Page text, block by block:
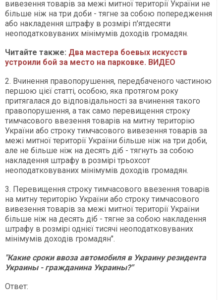
вивезення товарів за межі митної території України не
більше ніж на три доби - тягне за собою попередження
або накладення штрафу в розмірі п'ятдесяти
неоподатковуваних мінімумів доходів громадян.
Читайте также: Два мастера боевых искусств
устроили бой за место на парковке. ВИДЕО
2. Вчинення правопорушення, передбаченого частиною
першою цієї статті, особою, яка протягом року
притягалася до відповідальності за вчинення такого
правопорушення, а так само перевищення строку
тимчасового ввезення товарів на митну територію
України або строку тимчасового вивезення товарів за
межі митної території України більше ніж на три доби,
але не більше ніж на десять діб - тягнуть за собою
накладення штрафу в розмірі трьохсот
неоподатковуваних мінімумів доходів громадян.
3. Перевищення строку тимчасового ввезення товарів
на митну територію України або строку тимчасового
вивезення товарів за межі митної території України
більше ніж на десять діб - тягне за собою накладення
штрафу в розмірі однієї тисячі неоподатковуваних
мінімумів доходів громадян".
"Какие сроки ввоза автомобиля в Украину резидента
Украины - гражданина Украины?"
Ответ: